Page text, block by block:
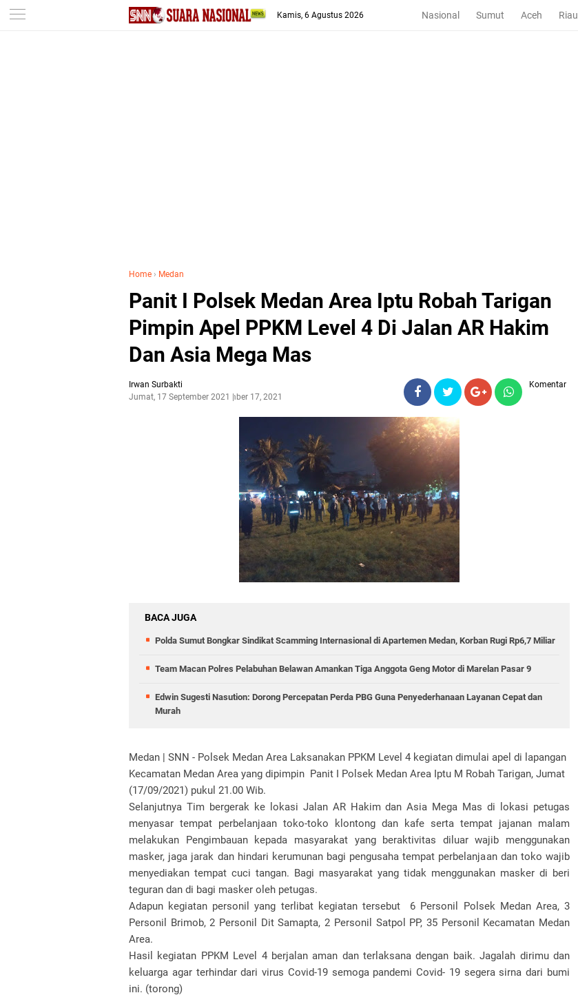
-->
Kamis, 6 Agustus 2026 Nasional Sumut Aceh Riau
Home › Medan
Panit I Polsek Medan Area Iptu Robah Tarigan
Pimpin Apel PPKM Level 4 Di Jalan AR Hakim
Dan Asia Mega Mas
Irwan Surbakti
Jumat, 17 September 2021September 17, 2021
Komentar
BACA JUGA
Polda Sumut Bongkar Sindikat Scamming Internasional di Apartemen Medan, Korban Rugi Rp6,7 Miliar
Team Macan Polres Pelabuhan Belawan Amankan Tiga Anggota Geng Motor di Marelan Pasar 9
Edwin Sugesti Nasution: Dorong Percepatan Perda PBG Guna Penyederhanaan Layanan Cepat dan
Murah
Medan | SNN - Polsek Medan Area Laksanakan PPKM Level 4 kegiatan dimulai apel di lapangan
Kecamatan Medan Area yang dipimpin Panit I Polsek Medan Area Iptu M Robah Tarigan, Jumat
(17/09/2021) pukul 21.00 Wib.
Selanjutnya Tim bergerak ke lokasi Jalan AR Hakim dan Asia Mega Mas di lokasi petugas
menyasar tempat perbelanjaan toko-toko klontong dan kafe serta tempat jajanan malam
melakukan Pengimbauan kepada masyarakat yang beraktivitas diluar wajib menggunakan
masker, jaga jarak dan hindari kerumunan bagi pengusaha tempat perbelanjaan dan toko wajib
menyediakan tempat cuci tangan. Bagi masyarakat yang tidak menggunakan masker di beri
teguran dan di bagi masker oleh petugas.
Adapun kegiatan personil yang terlibat kegiatan tersebut 6 Personil Polsek Medan Area, 3
Personil Brimob, 2 Personil Dit Samapta, 2 Personil Satpol PP, 35 Personil Kecamatan Medan
Area.
Hasil kegiatan PPKM Level 4 berjalan aman dan terlaksana dengan baik. Jagalah dirimu dan
keluarga agar terhindar dari virus Covid-19 semoga pandemi Covid- 19 segera sirna dari bumi
ini. (torong)